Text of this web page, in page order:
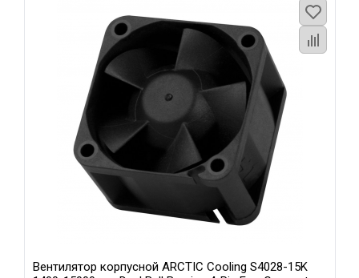
Вентилятор корпусной ARCTIC Cooling S4028-15K